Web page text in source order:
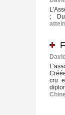
; Du
cru